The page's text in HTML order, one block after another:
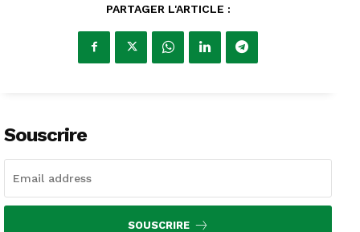
PARTAGER L'ARTICLE :
Souscrire
SOUSCRIRE